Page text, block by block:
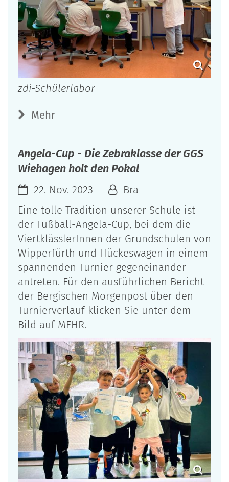
zdi-Schülerlabor
Mehr
Angela-Cup - Die Zebraklasse der GGS
Wiehagen holt den Pokal
22. Nov. 2023
Bra
Eine tolle Tradition unserer Schule ist
der Fußball-Angela-Cup, bei dem die
ViertklässlerInnen der Grundschulen von
Wipperfürth und Hückeswagen in einem
spannenden Turnier gegeneinander
antreten. Für den ausführlichen Bericht
der Bergischen Morgenpost über den
Turnierverlauf klicken Sie unter dem
Bild auf MEHR.